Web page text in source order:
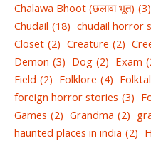
Chalawa Bhoot (छलावा भूत) (3)
Chudail (18) chudail horror
Closet (2) Creature (2)
Demon (3) Dog (2) Exam
Field (2) Folklore (4)
foreign horror stories (3)
Games (2) Grandma (2)
haunted places in india (2)